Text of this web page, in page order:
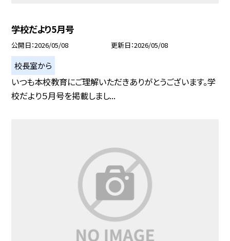
学校だより5月号
公開日 2026/05/08 更新日 2026/05/08
校長室から
いつも本校教育にご理解いただきありがとうございます。学
校だより５月号を掲載しまし...